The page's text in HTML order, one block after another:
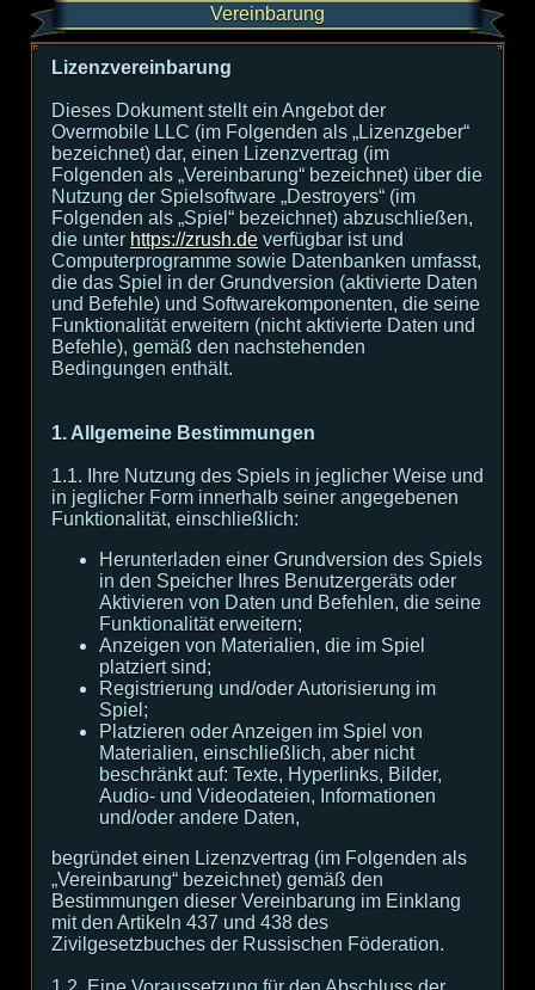
Vereinbarung
Lizenzvereinbarung
Dieses Dokument stellt ein Angebot der
Overmobile LLC (im Folgenden als „Lizenzgeber“
bezeichnet) dar, einen Lizenzvertrag (im
Folgenden als „Vereinbarung“ bezeichnet) über die
Nutzung der Spielsoftware „Destroyers“ (im
Folgenden als „Spiel“ bezeichnet) abzuschließen,
die unter https://zrush.de verfügbar ist und
Computerprogramme sowie Datenbanken umfasst,
die das Spiel in der Grundversion (aktivierte Daten
und Befehle) und Softwarekomponenten, die seine
Funktionalität erweitern (nicht aktivierte Daten und
Befehle), gemäß den nachstehenden
Bedingungen enthält.
1. Allgemeine Bestimmungen
1.1. Ihre Nutzung des Spiels in jeglicher Weise und
in jeglicher Form innerhalb seiner angegebenen
Funktionalität, einschließlich:
Herunterladen einer Grundversion des Spiels
in den Speicher Ihres Benutzergeräts oder
Aktivieren von Daten und Befehlen, die seine
Funktionalität erweitern;
Anzeigen von Materialien, die im Spiel
platziert sind;
Registrierung und/oder Autorisierung im
Spiel;
Platzieren oder Anzeigen im Spiel von
Materialien, einschließlich, aber nicht
beschränkt auf: Texte, Hyperlinks, Bilder,
Audio- und Videodateien, Informationen
und/oder andere Daten,
begründet einen Lizenzvertrag (im Folgenden als
„Vereinbarung“ bezeichnet) gemäß den
Bestimmungen dieser Vereinbarung im Einklang
mit den Artikeln 437 und 438 des
Zivilgesetzbuches der Russischen Föderation.